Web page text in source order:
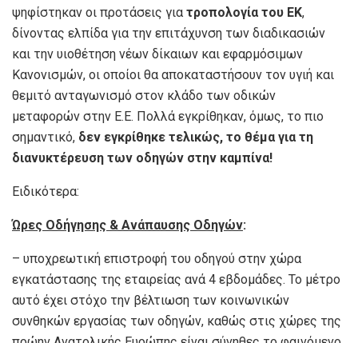
ψηφίστηκαν οι προτάσεις για τροπολογία του ΕΚ,
δίνοντας ελπίδα για την επιτάχυνση των διαδικασιών
και την υιοθέτηση νέων δίκαιων και εφαρμόσιμων
Κανονισμών, οι οποίοι θα αποκαταστήσουν τον υγιή και
θεμιτό ανταγωνισμό στον κλάδο των οδικών
μεταφορών στην Ε.Ε. Πολλά εγκρίθηκαν, όμως, το πιο
σημαντικό, δεν εγκρίθηκε τελικώς, το θέμα για τη
διανυκτέρευση των οδηγών στην καμπίνα!
Ειδικότερα:
Ώρες Οδήγησης & Ανάπαυσης Οδηγών:
– υποχρεωτική επιστροφή του οδηγού στην χώρα
εγκατάστασης της εταιρείας ανά 4 εβδομάδες. Το μέτρο
αυτό έχει στόχο την βέλτιωση των κοινωνικών
συνθηκών εργασίας των οδηγών, καθώς στις χώρες της